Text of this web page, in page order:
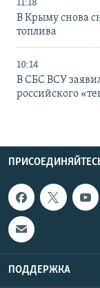
11:18
В Крыму снова
топлива
10:14
В СБС ВСУ
российского
ПОДДЕРЖКА